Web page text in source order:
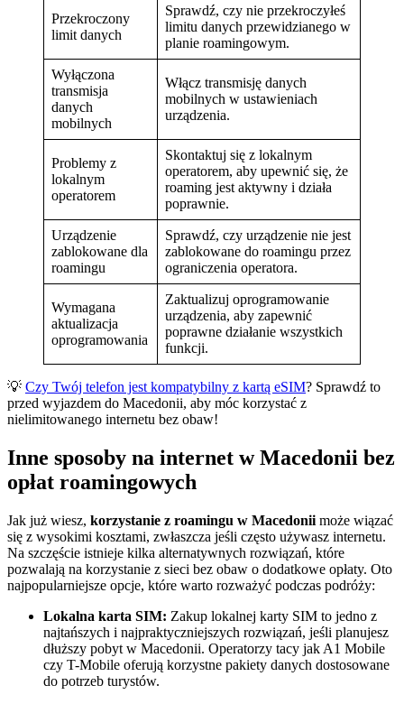
Przekroczony
limit danych
Sprawdź, czy nie przekroczyłeś
limitu danych przewidzianego w
planie roamingowym.
Wyłączona
transmisja
danych
mobilnych
Włącz transmisję danych
mobilnych w ustawieniach
urządzenia.
Problemy z
lokalnym
operatorem
Skontaktuj się z lokalnym
operatorem, aby upewnić się, że
roaming jest aktywny i działa
poprawnie.
Urządzenie
zablokowane dla
roamingu
Sprawdź, czy urządzenie nie jest
zablokowane do roamingu przez
ograniczenia operatora.
Wymagana
aktualizacja
oprogramowania
Zaktualizuj oprogramowanie
urządzenia, aby zapewnić
poprawne działanie wszystkich
funkcji.
💡 Czy Twój telefon jest kompatybilny z kartą eSIM? Sprawdź to
przed wyjazdem do Macedonii, aby móc korzystać z
nielimitowanego internetu bez obaw!
Inne sposoby na internet w Macedonii bez
opłat roamingowych
Jak już wiesz, korzystanie z roamingu w Macedonii może wiązać
się z wysokimi kosztami, zwłaszcza jeśli często używasz internetu.
Na szczęście istnieje kilka alternatywnych rozwiązań, które
pozwalają na korzystanie z sieci bez obaw o dodatkowe opłaty. Oto
najpopularniejsze opcje, które warto rozważyć podczas podróży:
Lokalna karta SIM: Zakup lokalnej karty SIM to jedno z
najtańszych i najpraktyczniejszych rozwiązań, jeśli planujesz
dłuższy pobyt w Macedonii. Operatorzy tacy jak A1 Mobile
czy T-Mobile oferują korzystne pakiety danych dostosowane
do potrzeb turystów.